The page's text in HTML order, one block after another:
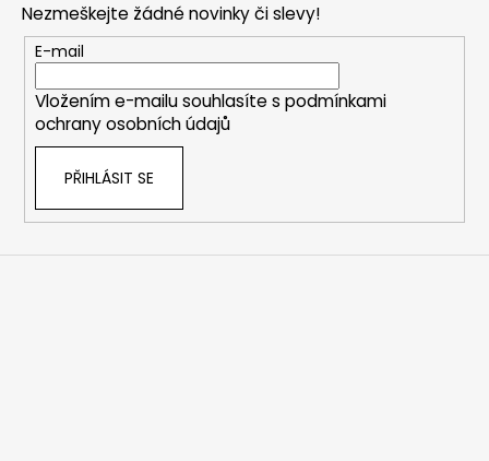
Nezmeškejte žádné novinky či slevy!
E-mail
Vložením e-mailu souhlasíte s podmínkami
ochrany osobních údajů
PŘIHLÁSIT SE